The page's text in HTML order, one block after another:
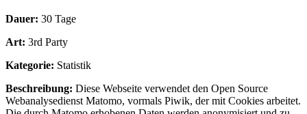
Dauer: 30 Tage
Art: 3rd Party
Kategorie: Statistik
Beschreibung: Diese Webseite verwendet den Open Source
Webanalysedienst Matomo, vormals Piwik, der mit Cookies arbeitet.